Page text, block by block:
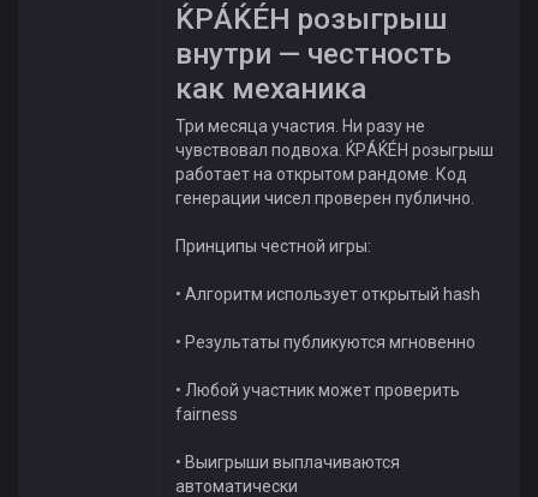
ЌРÁЌÉH розыгрыш
внутри — честность
как механика
Три месяца участия. Ни разу не
чувствовал подвоха. ЌРÁЌÉH розыгрыш
работает на открытом рандоме. Код
генерации чисел проверен публично.
Принципы честной игры:
• Алгоритм использует открытый hash
• Результаты публикуются мгновенно
• Любой участник может проверить
fairness
• Выигрыши выплачиваются
автоматически